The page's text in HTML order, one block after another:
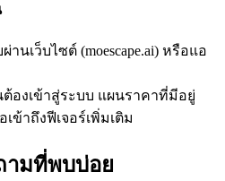
านเว็บไซต์ (moescape.ai) หรือแอ
ต้องเข้าสู่ระบบ แผนราคาที่มีอยู่
เข้าถึงฟีเจอร์เพิ่มเติม
ามที่พบบ่อย